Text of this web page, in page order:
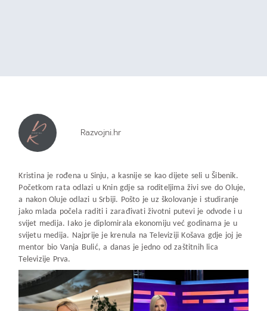
Razvojni.hr
Kristina je rođena u Sinju, a kasnije se kao dijete seli u Šibenik.
Početkom rata odlazi u Knin gdje sa roditeljima živi sve do Oluje,
a nakon Oluje odlazi u Srbiji. Pošto je uz školovanje i studiranje
jako mlada počela raditi i zarađivati životni putevi je odvode i u
svijet medija. Iako je diplomirala ekonomiju već godinama je u
svijetu medija. Najprije je krenula na Televiziji Košava gdje joj je
mentor bio Vanja Bulić, a danas je jedno od zaštitnih lica
Televizije Prva.